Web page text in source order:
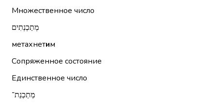
Множественное число
מְתַכְנְתִים
метахнетим
Сопряженное состояние
Единственное число
מְתַכְנֵת־